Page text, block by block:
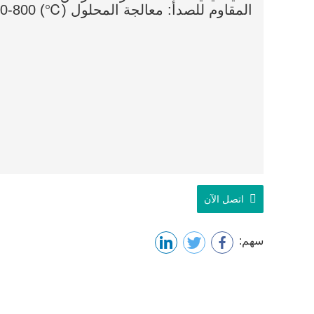
المقاوم للصدأ: معالجة المحلول (℃) 800-900 تبريد بطيء أو 750 تبريد سريع.
اتصل الآن
سهم: